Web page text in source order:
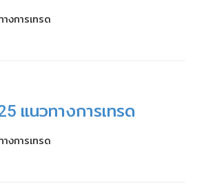
งการเทรด
แนวทางการเทรด
งการเทรด